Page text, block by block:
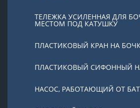
ТЕЛЕЖКА УСИЛЕННАЯ ДЛЯ
МЕСТОМ ПОД КАТУШКУ
ПЛАСТИКОВЫЙ КРАН НА
ПЛАСТИКОВЫЙ СИФОННЫЙ
НАСОС, РАБОТАЮЩИЙ ОТ